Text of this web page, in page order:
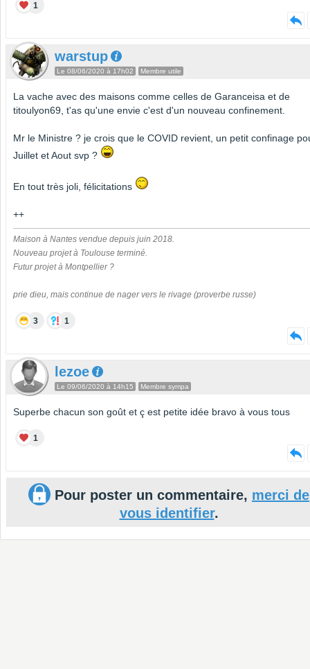
1
warstup
Le 08/06/2020 à 17h02 Membre utile
La vache avec des maisons comme celles de Garanceisa et de
titoulyon69, t'as qu'une envie c'est d'un nouveau confinement.
Mr le Ministre ? je crois que le COVID revient, un petit confinage
Juillet et Aout svp ?
En tout très joli, félicitations
++
Maison à Nantes vendue depuis juin 2018.
Nouveau projet à Toulouse terminé.
Futur projet à Montpellier ?
prie dieu, mais continue de nager vers le rivage (proverbe russe)
3 1
lezoe
Le 09/06/2020 à 14h15 Membre sympa
Superbe chacun son goût et ç est petite idée bravo à vous tous
1
Pour poster un commentaire, merci de
vous identifier.